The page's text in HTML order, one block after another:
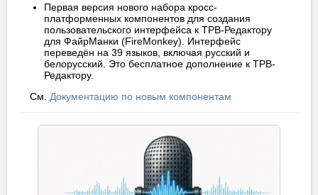
Первая версия нового набора кросс-
платформенных компонентов для создания
пользовательского интерфейса к ТРВ-Редактору
для ФайрМанки (FireMonkey). Интерфейс
переведён на 39 языков, включая русский и
белорусский. Это бесплатное дополнение к ТРВ-
Редактору.
См. Документацию по новым компонентам